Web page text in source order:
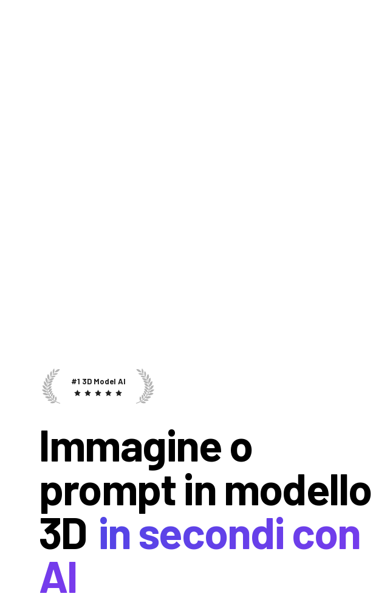
#1 3D Model AI
Immagine o
prompt in modello
3D in secondi con
AI